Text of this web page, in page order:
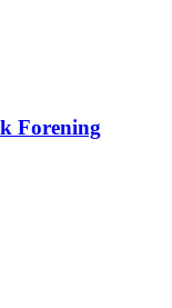
Forening